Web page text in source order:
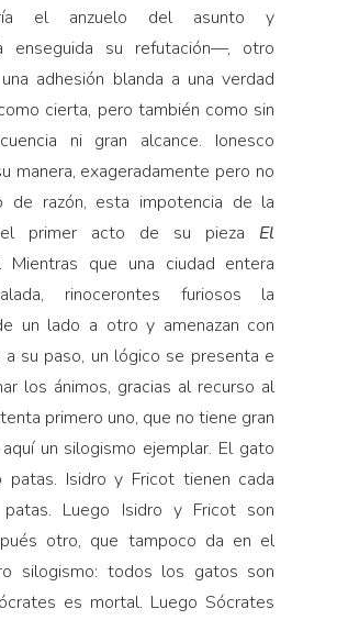
el anzuelo del asunto y
enseguida su refutación—, otro
adhesión blanda a una verdad
cierta, pero también como sin
ni gran alcance. Ionesco
manera, exageradamente pero no
de razón, esta impotencia de la
primer acto de su pieza El
. Mientras que una ciudad entera
rinocerontes furiosos la
un lado a otro y amenazan con
su paso, un lógico se presenta e
los ánimos, gracias al recurso al
primero uno, que no tiene gran
un silogismo ejemplar. El gato
patas. Isidro y Fricot tienen cada
Luego Isidro y Fricot son
otro, que tampoco da en el
silogismo: todos los gatos son
es mortal. Luego Sócrates